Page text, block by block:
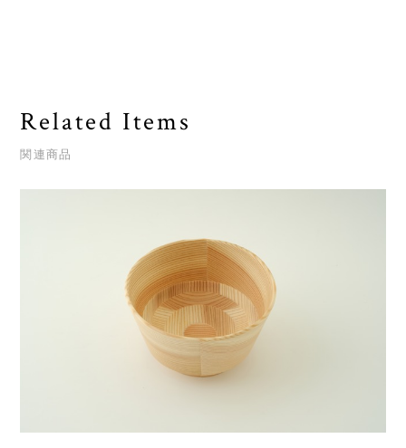
Related Items
関連商品